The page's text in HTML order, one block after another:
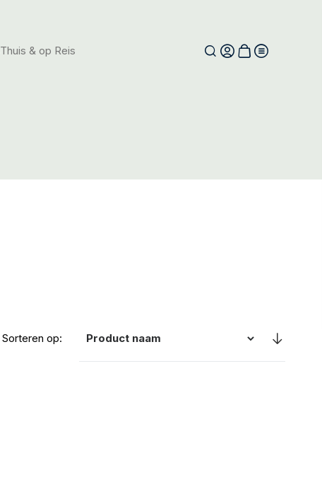
Thuis & op Reis
Sorteren op: